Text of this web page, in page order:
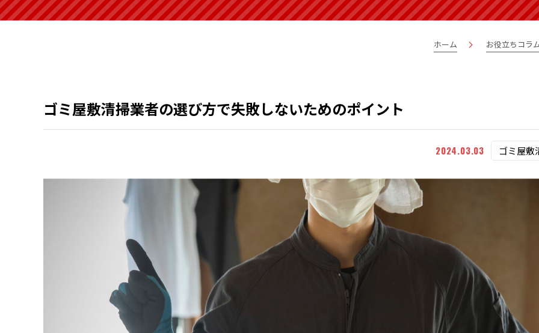
ホーム お役立ちコラ
ゴミ屋敷清掃業者の選び方で失敗しないためのポイント
2024.03.03 ゴミ屋敷